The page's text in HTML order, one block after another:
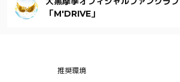
「M'DRIVE」
推奨環境